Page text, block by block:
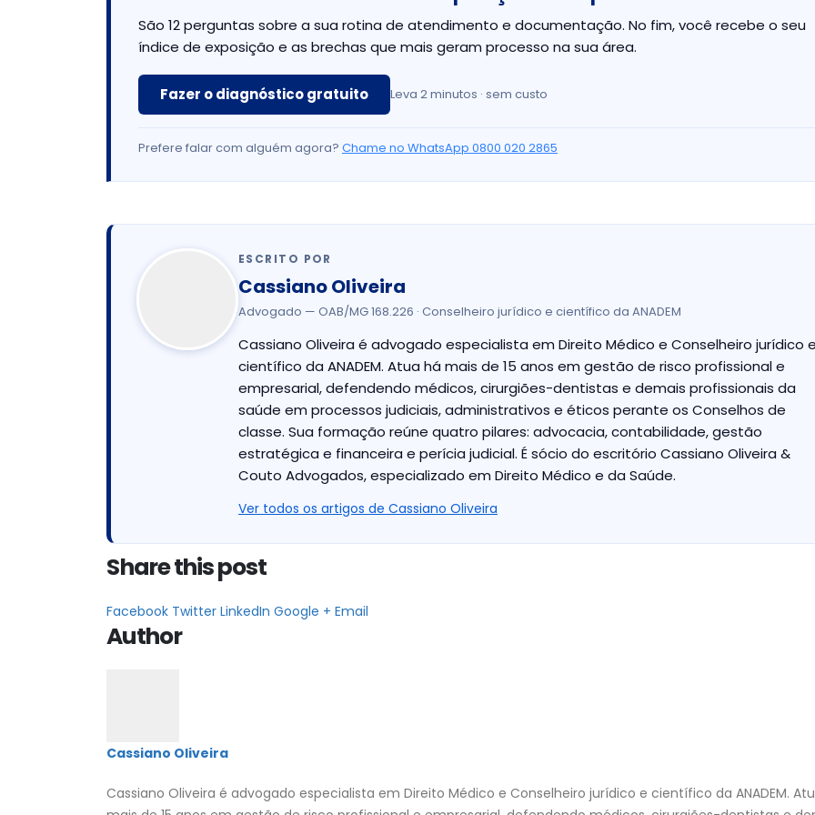
São 12 perguntas sobre a sua rotina de atendimento e documentação. No fim, você recebe o seu
índice de exposição e as brechas que mais geram processo na sua área.
Fazer o diagnóstico gratuito Leva 2 minutos · sem custo
Prefere falar com alguém agora? Chame no WhatsApp 0800 020 2865
ESCRITO POR
Cassiano Oliveira
Advogado — OAB/MG 168.226 · Conselheiro jurídico e científico da ANADEM
Cassiano Oliveira é advogado especialista em Direito Médico e Conselheiro jurídico
científico da ANADEM. Atua há mais de 15 anos em gestão de risco profissional e
empresarial, defendendo médicos, cirurgiões-dentistas e demais profissionais da
saúde em processos judiciais, administrativos e éticos perante os Conselhos de
classe. Sua formação reúne quatro pilares: advocacia, contabilidade, gestão
estratégica e financeira e perícia judicial. É sócio do escritório Cassiano Oliveira &
Couto Advogados, especializado em Direito Médico e da Saúde.
Ver todos os artigos de Cassiano Oliveira
Share this post
Facebook Twitter LinkedIn Google + Email
Author
Cassiano Oliveira
Cassiano Oliveira é advogado especialista em Direito Médico e Conselheiro jurídico e científico da ANADEM.